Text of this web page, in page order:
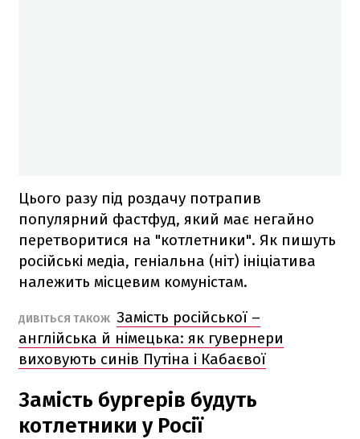
Цього разу під роздачу потрапив
популярний фастфуд, який має негайно
перетворитися на "котлетники". Як пишуть
російські медіа, геніальна (ніт) ініціатива
належить місцевим комуністам.
ДИВІТЬСЯ ТАКОЖ Замість російської –
англійська й німецька: як гувернери
виховують синів Путіна і Кабаєвої
Замість бургерів будуть
котлетники у Росії